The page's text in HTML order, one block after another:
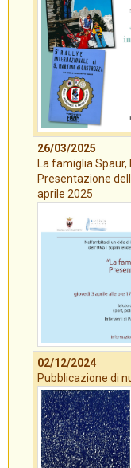
26/03/2025
La famiglia
Presentazione
aprile 2025
02/12/2024
Pubblicazione di